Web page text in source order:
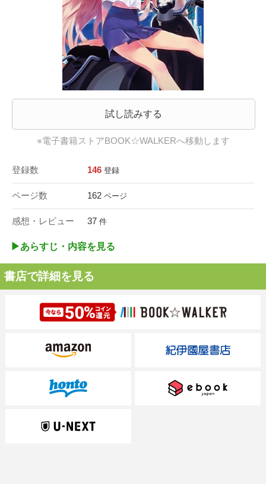
試し読みする
※電子書籍ストアBOOK☆WALKERへ移動します
登録数 146 登録
ページ数 162 ページ
感想・レビュー 37 件
▶︎あらすじ・内容を見る
書店で詳細を見る